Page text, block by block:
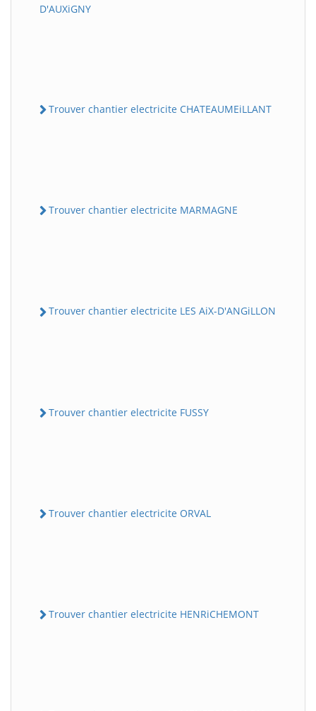
D'AUXiGNY
Trouver chantier electricite CHATEAUMEiLLANT
Trouver chantier electricite MARMAGNE
Trouver chantier electricite LES AiX-D'ANGiLLON
Trouver chantier electricite FUSSY
Trouver chantier electricite ORVAL
Trouver chantier electricite HENRiCHEMONT